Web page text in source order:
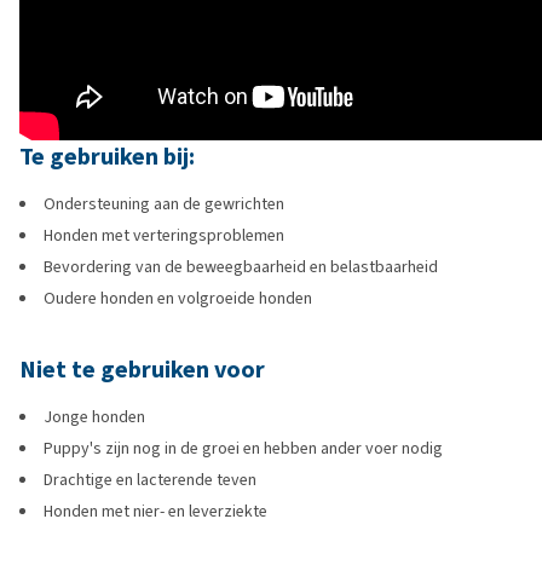
Te gebruiken bij:
Ondersteuning aan de gewrichten
Honden met verteringsproblemen
Bevordering van de beweegbaarheid en belastbaarheid
Oudere honden en volgroeide honden
Niet te gebruiken voor
Jonge honden
Puppy's zijn nog in de groei en hebben ander voer nodig
Drachtige en lacterende teven
Honden met nier- en leverziekte